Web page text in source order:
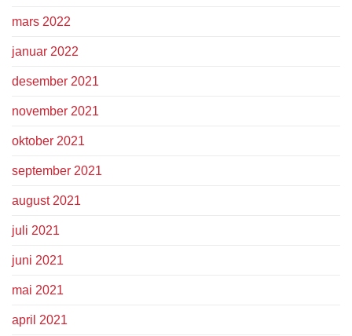
mars 2022
januar 2022
desember 2021
november 2021
oktober 2021
september 2021
august 2021
juli 2021
juni 2021
mai 2021
april 2021